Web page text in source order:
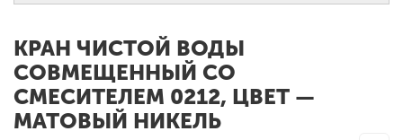
КРАН ЧИСТОЙ ВОДЫ
СОВМЕЩЕННЫЙ СО
СМЕСИТЕЛЕМ 0212, ЦВЕТ —
МАТОВЫЙ НИКЕЛЬ